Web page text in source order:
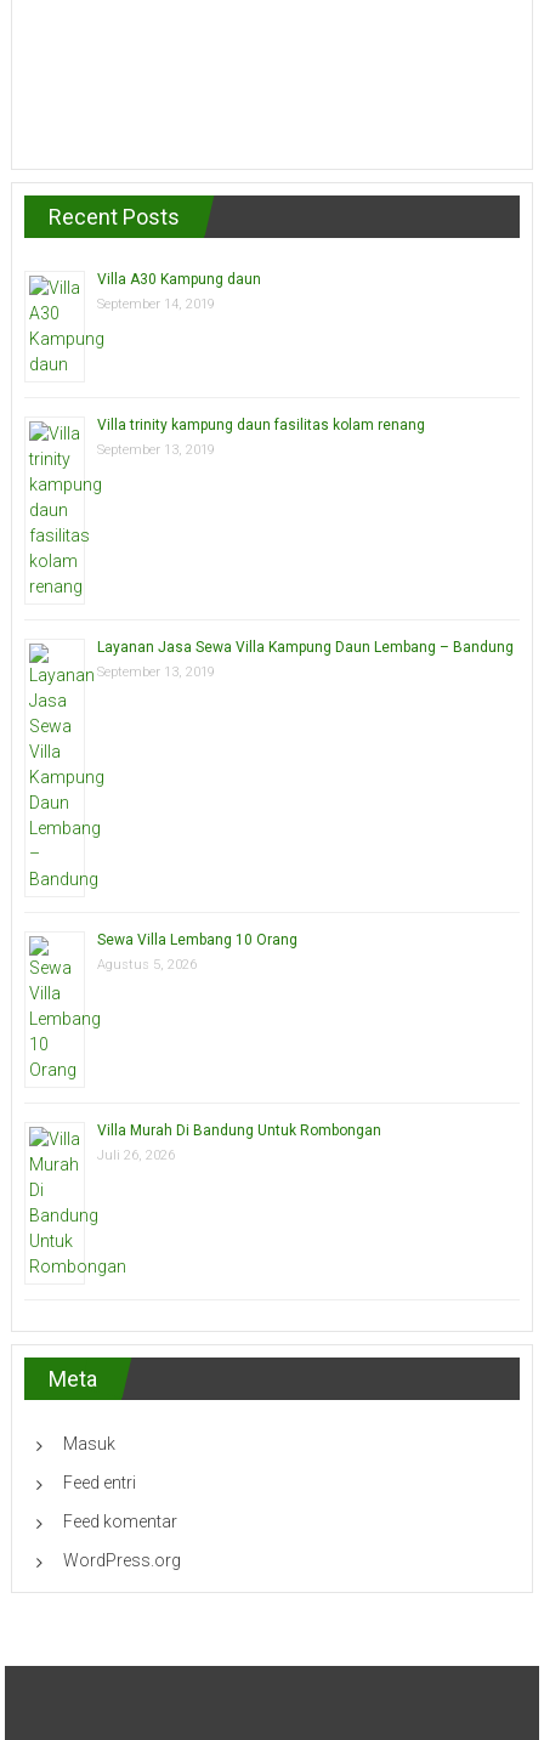
Recent Posts
Villa A30 Kampung daun
September 14, 2019
Villa trinity kampung daun fasilitas kolam renang
September 13, 2019
Layanan Jasa Sewa Villa Kampung Daun Lembang – Bandung
September 13, 2019
Sewa Villa Lembang 10 Orang
Agustus 5, 2026
Villa Murah Di Bandung Untuk Rombongan
Juli 26, 2026
Meta
Masuk
Feed entri
Feed komentar
WordPress.org